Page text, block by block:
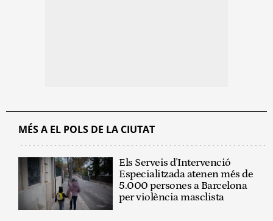
MÉS A EL POLS DE LA CIUTAT
Els Serveis d'Intervenció
Especialitzada atenen més de
5.000 persones a Barcelona
per violència masclista